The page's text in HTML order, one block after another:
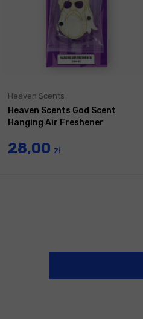
Heaven Scents
Heaven Scents God Scent
Hanging Air Freshener
28,00 zł